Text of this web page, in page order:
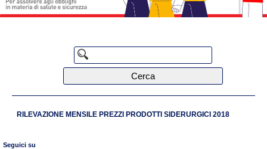
Cerca
RILEVAZIONE MENSILE PREZZI PRODOTTI SIDERURGICI 2018
Seguici su